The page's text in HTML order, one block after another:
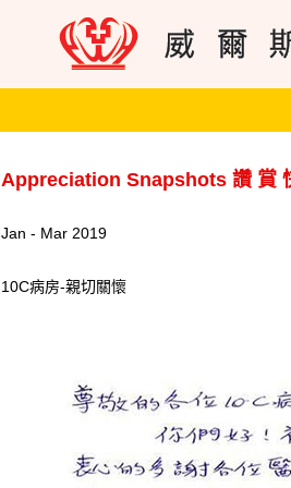
Appreciation Snapshots 讚 賞
Jan - Mar 2019
10C病房-親切關懷